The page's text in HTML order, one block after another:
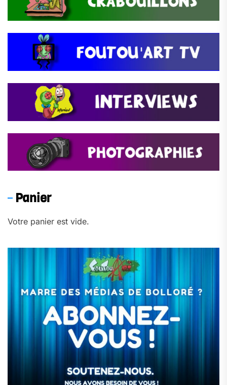
Panier
Votre panier est vide.